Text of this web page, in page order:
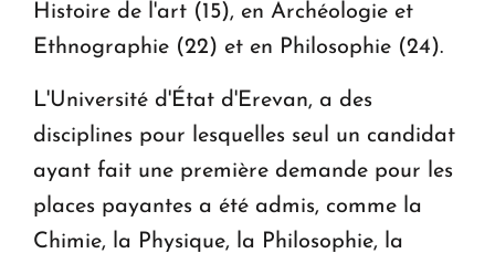
Histoire de l'art (15), en Archéologie et
Ethnographie (22) et en Philosophie (24).
L'Université d'État d'Erevan, a des
disciplines pour lesquelles seul un candidat
ayant fait une première demande pour les
places payantes a été admis, comme la
Chimie, la Physique, la Philosophie, la